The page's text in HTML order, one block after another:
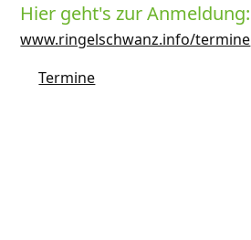
Hier geht's zur Anmeldung:
www.ringelschwanz.info/termine
Termine